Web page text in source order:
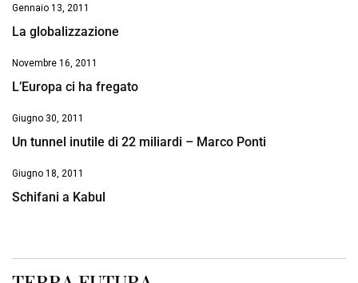
Gennaio 13, 2011
La globalizzazione
Novembre 16, 2011
L’Europa ci ha fregato
Giugno 30, 2011
Un tunnel inutile di 22 miliardi – Marco Ponti
Giugno 18, 2011
Schifani a Kabul